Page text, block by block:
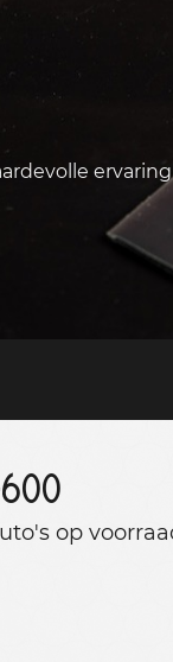
600
op